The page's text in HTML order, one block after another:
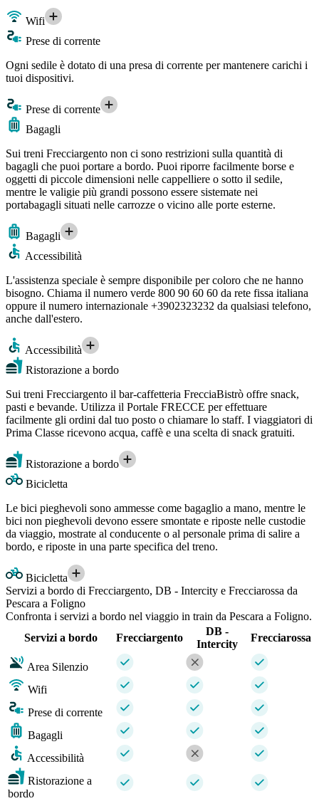
Wifi
Prese di corrente
Ogni sedile è dotato di una presa di corrente per mantenere carichi i
tuoi dispositivi.
Prese di corrente
Bagagli
Sui treni Frecciargento non ci sono restrizioni sulla quantità di
bagagli che puoi portare a bordo. Puoi riporre facilmente borse e
oggetti di piccole dimensioni nelle cappelliere o sotto il sedile,
mentre le valigie più grandi possono essere sistemate nei
portabagagli situati nelle carrozze o vicino alle porte esterne.
Bagagli
Accessibilità
L'assistenza speciale è sempre disponibile per coloro che ne hanno
bisogno. Chiama il numero verde 800 90 60 60 da rete fissa italiana
oppure il numero internazionale +3902323232 da qualsiasi telefono,
anche dall'estero.
Accessibilità
Ristorazione a bordo
Sui treni Frecciargento il bar-caffetteria FrecciaBistrò offre snack,
pasti e bevande. Utilizza il Portale FRECCE per effettuare
facilmente gli ordini dal tuo posto o chiamare lo staff. I viaggiatori di
Prima Classe ricevono acqua, caffè e una scelta di snack gratuiti.
Ristorazione a bordo
Bicicletta
Le bici pieghevoli sono ammesse come bagaglio a mano, mentre le
bici non pieghevoli devono essere smontate e riposte nelle custodie
da viaggio, mostrate al conducente o al personale prima di salire a
bordo, e riposte in una parte specifica del treno.
Bicicletta
Servizi a bordo di Frecciargento, DB - Intercity e Frecciarossa da
Pescara a Foligno
Confronta i servizi a bordo nel viaggio in train da Pescara a Foligno.
Servizi a bordo
Frecciargento
DB -
Intercity
Frecciarossa
Area Silenzio
Wifi
Prese di corrente
Bagagli
Accessibilità
Ristorazione a
bordo